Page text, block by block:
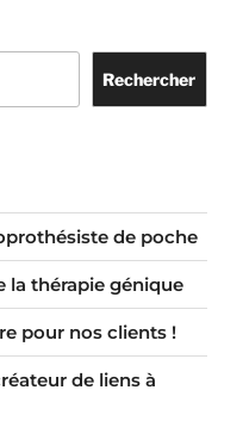
Rechercher
de poche
la thérapie génique
pour nos clients !
de liens à